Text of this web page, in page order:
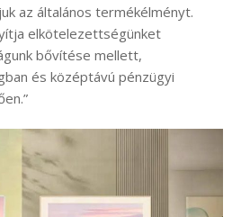
az általános termékélményt.
elkötelezettségünket
bővítése mellett,
és középtávú pénzügyi